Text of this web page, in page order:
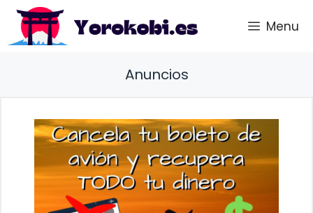
Saltar
contenido
Menu
Anuncios